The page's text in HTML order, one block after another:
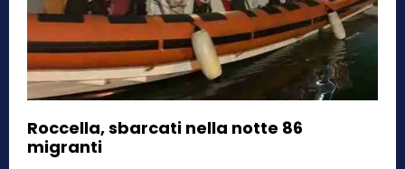
Roccella, sbarcati nella notte 86
migranti